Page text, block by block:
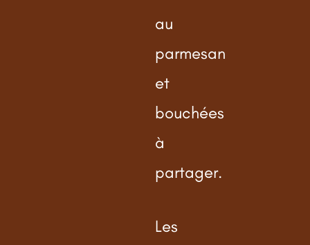
au
parmesan
et
bouchées
à
partager.
Les